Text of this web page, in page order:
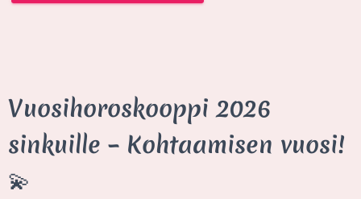
Vuosihoroskooppi 2026
sinkuille – Kohtaamisen vuosi!
💫